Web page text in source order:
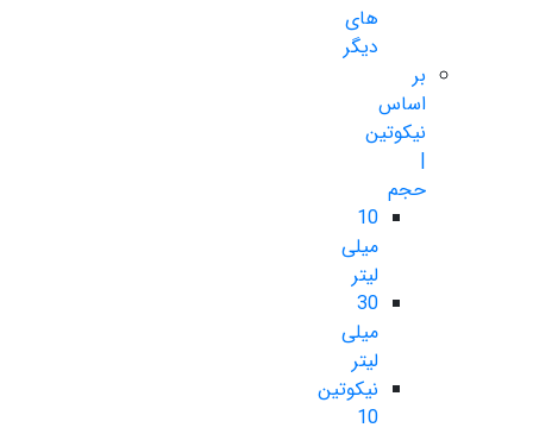
های
دیگر
بر
اساس
نیکوتین
|
حجم
10
میلی
لیتر
30
میلی
لیتر
نیکوتین
10